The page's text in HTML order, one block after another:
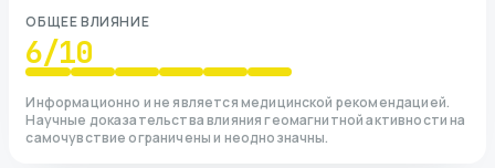
ОБЩЕЕ ВЛИЯНИЕ
6/10
Информационно и не является медицинской рекомендацией.
Научные доказательства влияния геомагнитной активности на
самочувствие ограничены и неоднозначны.